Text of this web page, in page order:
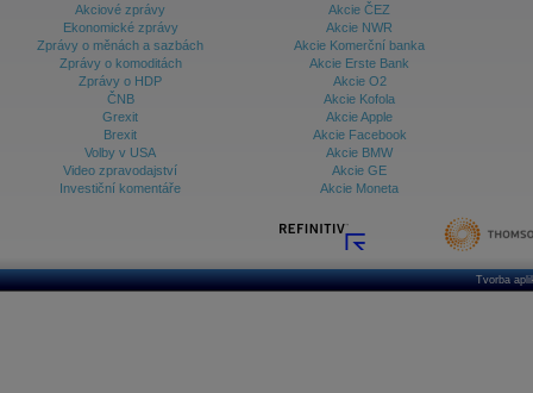
Akciové zprávy
Ekonomické zprávy
Zprávy o měnách a sazbách
Zprávy o komoditách
Zprávy o HDP
ČNB
Grexit
Brexit
Volby v USA
Video zpravodajství
Investiční komentáře
Akcie ČEZ
Akcie NWR
Akcie Komerční banka
Akcie Erste Bank
Akcie O2
Akcie Kofola
Akcie Apple
Akcie Facebook
Akcie BMW
Akcie GE
Akcie Moneta
Tvorba